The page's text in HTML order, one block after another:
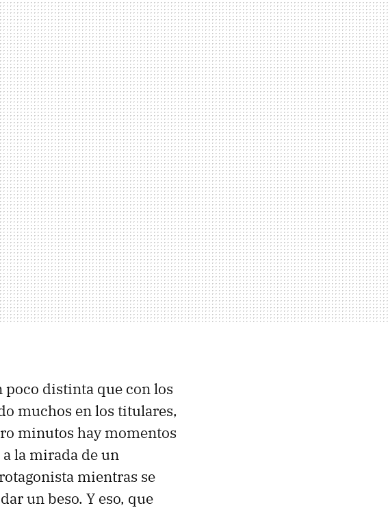
poco distinta que con los
muchos en los titulares,
minutos hay momentos
la mirada de un
mientras se
un beso. Y eso, que